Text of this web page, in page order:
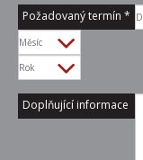
Požadovaný termín *
Den
Měsíc
Rok
Doplňující informace